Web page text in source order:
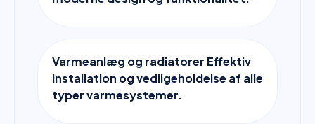
Varmeanlæg og radiatorer Effektiv
installation og vedligeholdelse af alle
typer varmesystemer.